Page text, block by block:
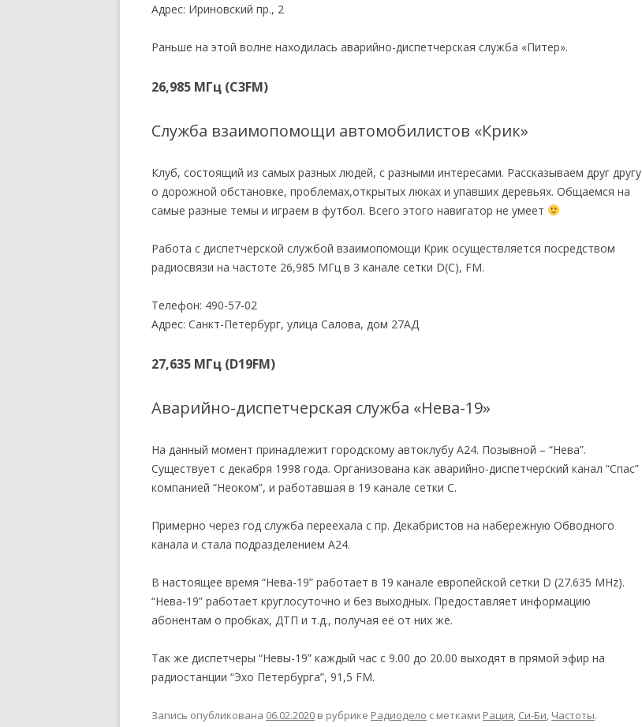
Адрес: Ириновский пр., 2
Раньше на этой волне находилась аварийно-диспетчерская служба «Питер».
26,985 МГц (C3FM)
Служба взаимопомощи автомобилистов «Крик»
Клуб, состоящий из самых разных людей, с разными интересами. Рассказываем друг другу
о дорожной обстановке, проблемах,открытых люках и упавших деревьях. Общаемся на
самые разные темы и играем в футбол. Всего этого навигатор не умеет
Работа с диспетчерской службой взаимопомощи Крик осуществляется посредством
радиосвязи на частоте 26,985 МГц в 3 канале сетки D(C), FM.
Телефон: 490-57-02
Адрес: Санкт-Петербург, улица Салова, дом 27АД
27,635 МГц (D19FM)
Аварийно-диспетчерская служба «Нева-19»
На данный момент принадлежит городскому автоклубу А24. Позывной – “Нева”.
Существует с декабря 1998 года. Организована как аварийно-диспетчерский канал “Спас”
компанией “Неоком”, и работавшая в 19 канале сетки С.
Примерно через год служба переехала с пр. Декабристов на набережную Обводного
канала и стала подразделением А24.
В настоящее время “Нева-19” работает в 19 канале европейской сетки D (27.635 MHz).
“Нева-19” работает круглосуточно и без выходных. Предоставляет информацию
абонентам о пробках, ДТП и т.д., получая её от них же.
Так же диспетчеры “Невы-19” каждый час с 9.00 до 20.00 выходят в прямой эфир на
радиостанции “Эхо Петербурга”, 91,5 FM.
Запись опубликована 06.02.2020 в рубрике Радиодело с метками Рация, Си-Би, Частоты.